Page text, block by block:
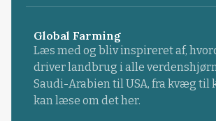
Global Farming
Læs med og bliv inspireret af,
driver landbrug i alle
Saudi-Arabien til USA, fra kvæg til
kan læse om det her.